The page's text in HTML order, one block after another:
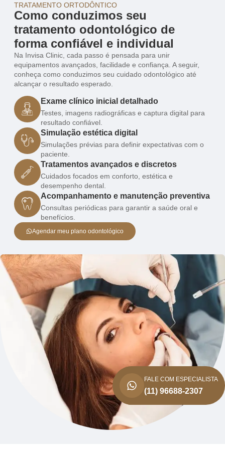
TRATAMENTO ORTODÔNTICO
Como conduzimos seu
tratamento odontológico de
forma confiável e individual
Na Invisa Clinic, cada passo é pensada para unir
equipamentos avançados, facilidade e confiança. A seguir,
conheça como conduzimos seu cuidado odontológico até
alcançar o resultado esperado.
Exame clínico inicial detalhado
Testes, imagens radiográficas e captura digital para
resultado confiável.
Simulação estética digital
Simulações prévias para definir expectativas com o
paciente.
Tratamentos avançados e discretos
Cuidados focados em conforto, estética e
desempenho dental.
Acompanhamento e manutenção preventiva
Consultas periódicas para garantir a saúde oral e
benefícios.
Agendar meu plano odontológico
FALE COM ESPECIALISTA
(11) 96688-2307